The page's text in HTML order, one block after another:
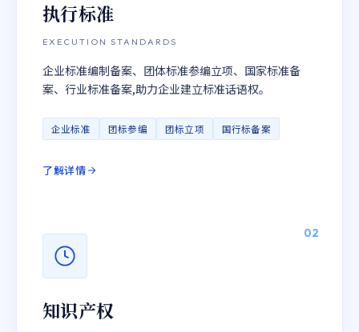
执行标准
EXECUTION STANDARDS
企业标准编制备案、团体标准参编立项、国家标准备
案、行业标准备案,助力企业建立标准话语权。
企业标准 团标参编 团标立项 国行标备案
了解详情
02
知识产权